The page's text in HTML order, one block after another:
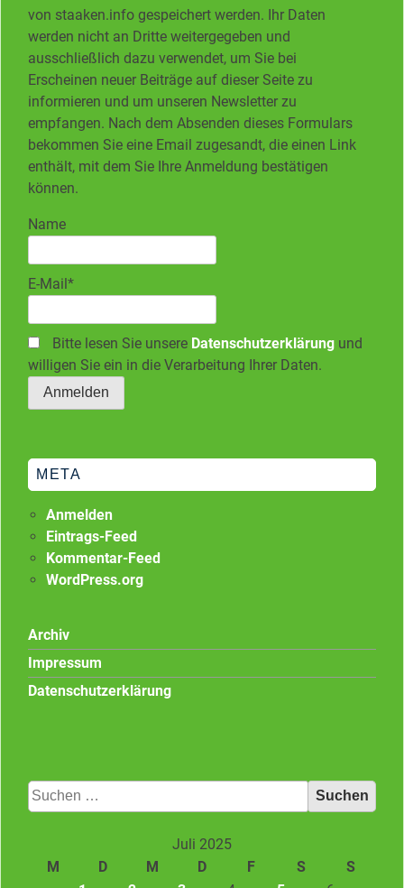
von staaken.info gespeichert werden. Ihr Daten
werden nicht an Dritte weitergegeben und
ausschließlich dazu verwendet, um Sie bei
Erscheinen neuer Beiträge auf dieser Seite zu
informieren und um unseren Newsletter zu
empfangen. Nach dem Absenden dieses Formulars
bekommen Sie eine Email zugesandt, die einen Link
enthält, mit dem Sie Ihre Anmeldung bestätigen
können.
Name
E-Mail*
Bitte lesen Sie unsere Datenschutzerklärung und
willigen Sie ein in die Verarbeitung Ihrer Daten.
META
Anmelden
Eintrags-Feed
Kommentar-Feed
WordPress.org
Archiv
Impressum
Datenschutzerklärung
Suchen
nach:
Juli 2025
M
D M D F S
S